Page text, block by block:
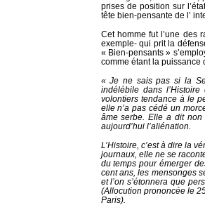
prises de position sur
tête bien-pensante de l’
Cet homme fut l’une des
exemple- qui prit la
« Bien-pensants »
comme étant la puissance
« Je ne sais pas si la
indélébile dans
volontiers tendance à le
elle n’a pas cédé un
âme serbe. Elle a dit non
aujourd’hui l’aliénation.
L’Histoire, c’est à dire la
journaux, elle ne se
du temps pour émerger
cent ans, les mensonges
et l’on s’étonnera que
(Allocution prononcée le
Paris).